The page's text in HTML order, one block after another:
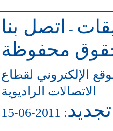
-
اتصل بنا
محفوظة
الإلكتروني لقطاع
الاتصالات الراديوية
: 2011-06-15